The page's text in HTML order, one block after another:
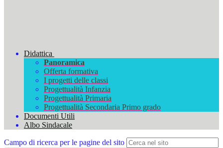
Didattica
Panoramica
Offerta formativa
I progetti delle classi
Progettualità Infanzia
Progettualità Primaria
Progettualità Secondaria Primo grado
Documenti Utili
Albo Sindacale
Campo di ricerca per le pagine del sito